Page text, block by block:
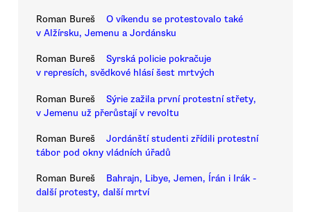
Roman Bureš
O víkendu se protestovalo také
v Alžírsku, Jemenu a Jordánsku
Roman Bureš
Syrská policie pokračuje
v represích, svědkové hlásí šest mrtvých
Roman Bureš
Sýrie zažila první protestní střety,
v Jemenu už přerůstají v revoltu
Roman Bureš
Jordánští studenti zřídili protestní
tábor pod okny vládních úřadů
Roman Bureš
Bahrajn, Libye, Jemen, Írán i Irák -
další protesty, další mrtví